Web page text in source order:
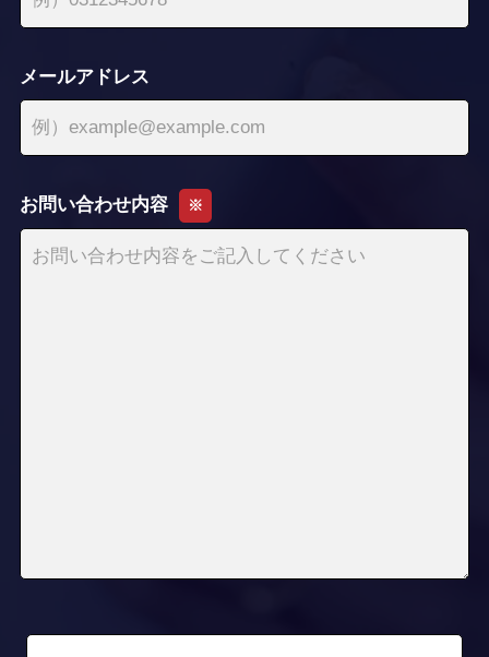
メールアドレス
お問い合わせ内容 ※